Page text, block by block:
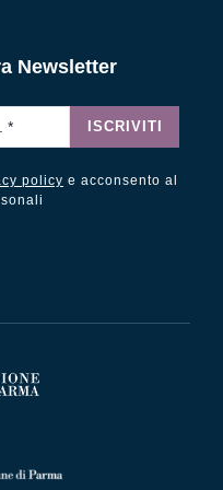
Newsletter
ISCRIVITI
policy e acconsento al